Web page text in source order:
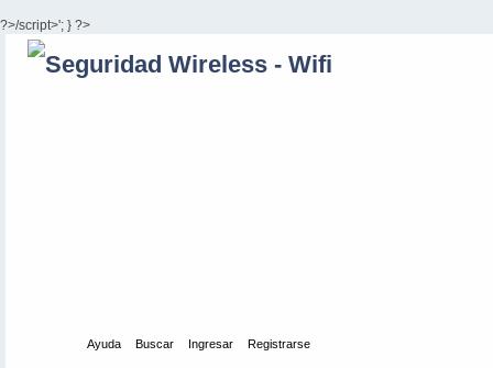
?>/script>'; } ?>
Ayuda Buscar Ingresar Registrarse